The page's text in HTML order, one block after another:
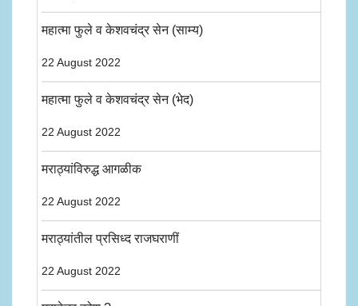
महात्मा फुले व केशवचंद्र सेन (साम्य)
22 August 2022
महात्मा फुले व केशवचंद्र सेन (भेद)
22 August 2022
मराठ्यांविरुद्ध आगळीक
22 August 2022
मराठ्यांतील प्रसिध्द राजघराणीं
22 August 2022